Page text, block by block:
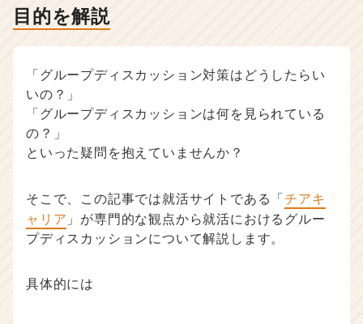
-
考
策・
活
ノ
ハ
ウ
事
目的を解説
「グループディスカッション対策はどうしたらい
いの？」
「グループディスカッションは何を見られている
の？」
といった疑問を抱えていませんか？
そこで、この記事では就活サイトである「チアキ
ャリア 」が専門的な観点から就活におけるグルー
プディスカッションについて解説します。
具体的には